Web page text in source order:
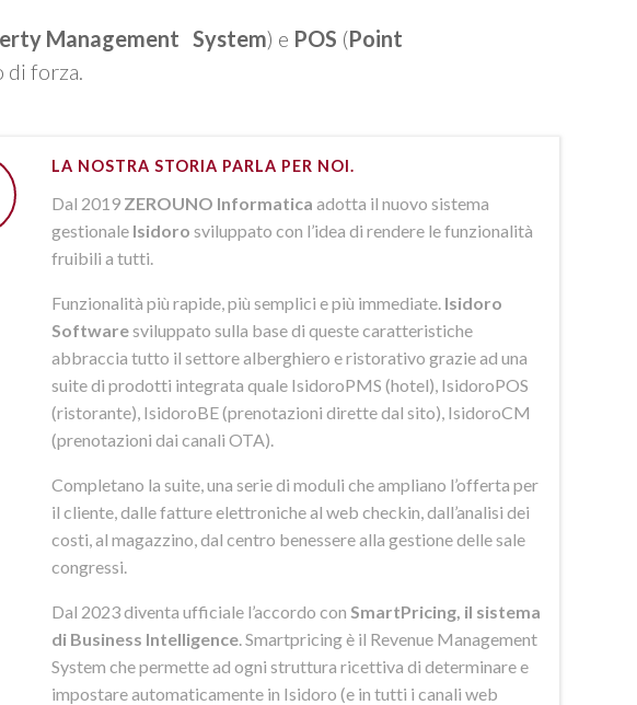
Management System) e POS (Point
forza.
LA NOSTRA STORIA PARLA PER NOI.
Dal 2019 ZEROUNO Informatica adotta il nuovo sistema
gestionale Isidoro sviluppato con l’idea di rendere le funzionalità
fruibili a tutti.
Funzionalità più rapide, più semplici e più immediate. Isidoro
Softwaresviluppato sulla base di queste caratteristiche
abbraccia tutto il settore alberghiero e ristorativo grazie ad una
suite di prodotti integrata quale IsidoroPMS (hotel), IsidoroPOS
(ristorante), IsidoroBE (prenotazioni dirette dal sito), IsidoroCM
(prenotazioni dai canali OTA).
Completano la suite, una serie di moduli che ampliano l’offerta per
il cliente, dalle fatture elettroniche al web checkin, dall’analisi dei
costi, al magazzino, dal centro benessere alla gestione delle sale
congressi.
Dal 2023 diventa ufficiale l’accordo con SmartPricing, il sistema
di Business Intelligence . Smartpricing è il Revenue Management
System che permette ad ogni struttura ricettiva di determinare e
impostare automaticamente in Isidoro (e in tutti i canali web